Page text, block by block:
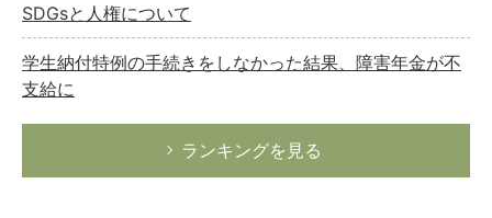
SDGsと人権について
学生納付特例の手続きをしなかった結果、障害年金が不
支給に
ランキングを見る